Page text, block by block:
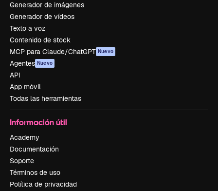
Generador de imágenes
Generador de vídeos
Texto a voz
Contenido de stock
MCP para Claude/ChatGPT Nuevo
Agentes Nuevo
API
App móvil
Todas las herramientas
Información útil
Academy
Documentación
Soporte
Términos de uso
Política de privacidad